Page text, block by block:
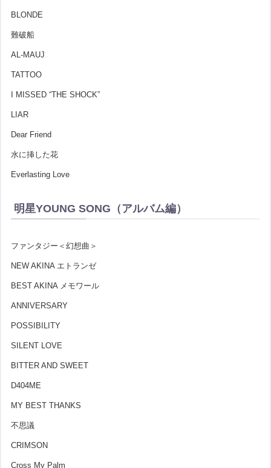
BLONDE
難破船
AL-MAUJ
TATTOO
I MISSED “THE SHOCK”
LIAR
Dear Friend
水に挿した花
Everlasting Love
明星YOUNG SONG（アルバム編）
ファンタジー＜幻想曲＞
NEW AKINA エトランゼ
BEST AKINA メモワール
ANNIVERSARY
POSSIBILITY
SILENT LOVE
BITTER AND SWEET
D404ME
MY BEST THANKS
不思議
CRIMSON
Cross My Palm